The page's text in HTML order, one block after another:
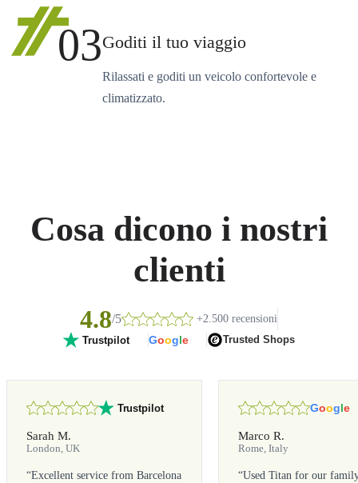
03Goditi il tuo viaggio
Rilassati e goditi un veicolo confortevole e
climatizzato.
Cosa dicono i nostri
clienti
4.8/5 +2.500 recensioni
Trustpilot Google Trusted Shops
Trustpilot
Sarah M.
London, UK
“Excellent service from Barcelona
Google
Marco R.
Rome, Italy
“Used Titan for our